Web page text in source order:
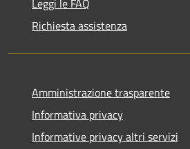
Leggi le FAQ
Richiesta assistenza
Amministrazione trasparente
Informativa privacy
Informative privacy altri servizi